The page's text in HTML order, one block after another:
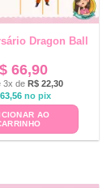
Dragon Ball
66,90
3x de R$ 22,30
no pix
AO